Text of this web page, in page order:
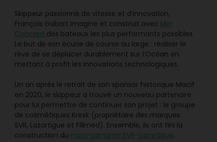
Skippeur passionné de vitesse et d’innovation,
François Gabart imagine et construit avec Mer
Conceptdes bateaux les plus performants possibles.
Le but de son écurie de course au large : réaliser le
rêve de se déplacer durablement sur l’Océan en
mettant à profit les innovations technologiques.
Un an après le retrait de son sponsor historique Macif
en 2020, le skippeur a trouvé un nouveau partenaire
pour lui permettre de continuer son projet : le groupe
de cosmétiques Kresk (propriétaire des marques
SVR, Lazartigue et Fillmed). Ensemble, ils ont fini la
construction du maxi-trimaran SVR-Lazartigue.